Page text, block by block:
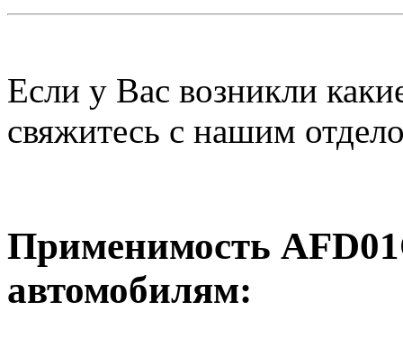
Если у Вас возникли
свяжитесь с нашим
Применимость
автомобилям: